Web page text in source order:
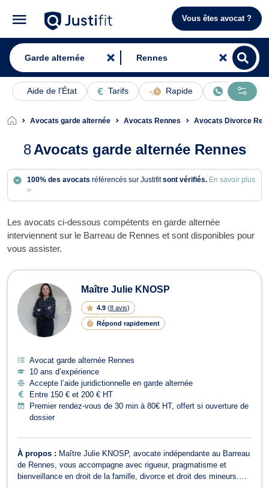
Vous êtes avocat ?
Aide de l'État Tarifs Rapide En ligne
Avocats garde alternée Avocats Rennes Avocats Divorce
8 Avocats garde alternée Rennes
100% des avocats référencés sur Justifitsont vérifiés. En savoir plus
>
Les avocats ci-dessous compétents en garde alternée
interviennent sur le Barreau de Rennes et sont disponibles pour
vous assister.
Avocats en garde alternée à Rennes
Maître Julie KNOSP
4.9 (8 avis)
Répond rapidement
Avocat garde alternée Rennes
10 ans d’expérience
Accepte l’aide juridictionnelle en garde alternée
Entre 150 € et 200 € HT
Premier rendez-vous de 30 min à 80€ HT, offert si ouverture de
dossier
À propos : Maître Julie KNOSP, avocate indépendante au Barreau
de Rennes, vous accompagne avec rigueur, pragmatisme et
bienveillance en droit de la famille, divorce et droit des mineurs.